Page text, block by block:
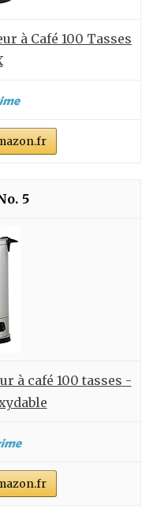
à Café 100 Tasses
5
à café 100 tasses -